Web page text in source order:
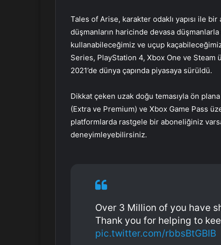
Tales of Arise, karakter odaklı yapısı ile
düşmanların haricinde devasa
kullanabileceğimiz ve uçup
Series, PlayStation 4, Xbox One ve
2021’de dünya çapında piyasaya sürüldü.
Dikkat çeken uzak doğu temasıyla ön
(Extra ve Premium) ve Xbox Game Pass
platformlarda rastgele bir aboneliğiniz
deneyimleyebilirsiniz.
Over 3 Million of you have
Thank you for helping to
pic.twitter.com/rbbsBtGBIB